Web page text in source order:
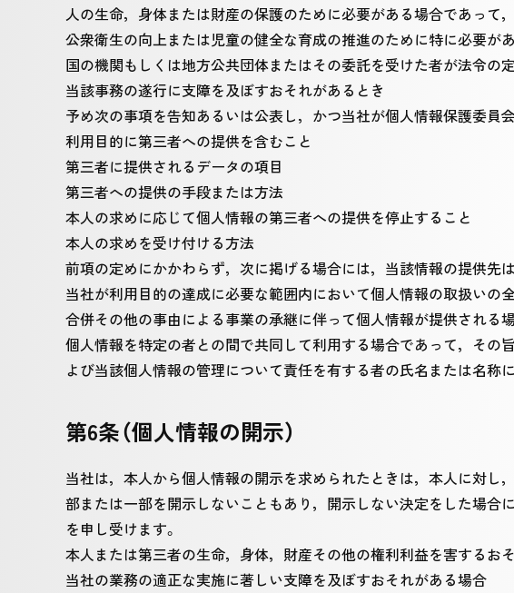
人の生命，身体または財産の保護のために必要がある場合であって
公衆衛生の向上または児童の健全な育成の推進のために特に必要が
国の機関もしくは地方公共団体またはその委託を受けた者が法令
当該事務の遂行に支障を及ぼすおそれがあるとき
予め次の事項を告知あるいは公表し，かつ当社が個人情報保護委員
利用目的に第三者への提供を含むこと
第三者に提供されるデータの項目
第三者への提供の手段または方法
本人の求めに応じて個人情報の第三者への提供を停止すること
本人の求めを受け付ける方法
前項の定めにかかわらず，次に掲げる場合には，当該情報の提供先
当社が利用目的の達成に必要な範囲内において個人情報の取扱いの
合併その他の事由による事業の承継に伴って個人情報が提供される
個人情報を特定の者との間で共同して利用する場合であって，そ
よび当該個人情報の管理について責任を有する者の氏名または名
第6条（個人情報の開示）
当社は，本人から個人情報の開示を求められたときは，本人に対
部または一部を開示しないこともあり，開示しない決定をした場合
を申し受けます。
本人または第三者の生命，身体，財産その他の権利利益を害するお
当社の業務の適正な実施に著しい支障を及ぼすおそれがある場合